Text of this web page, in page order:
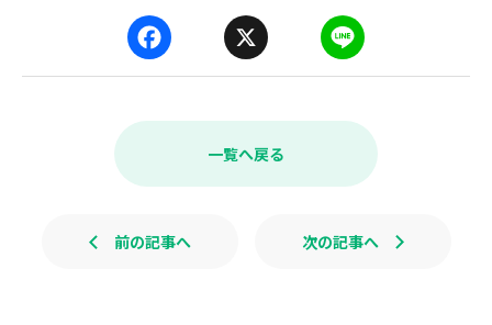
a
e
k
i
e
一覧へ戻る
前の記事へ 次の記事へ